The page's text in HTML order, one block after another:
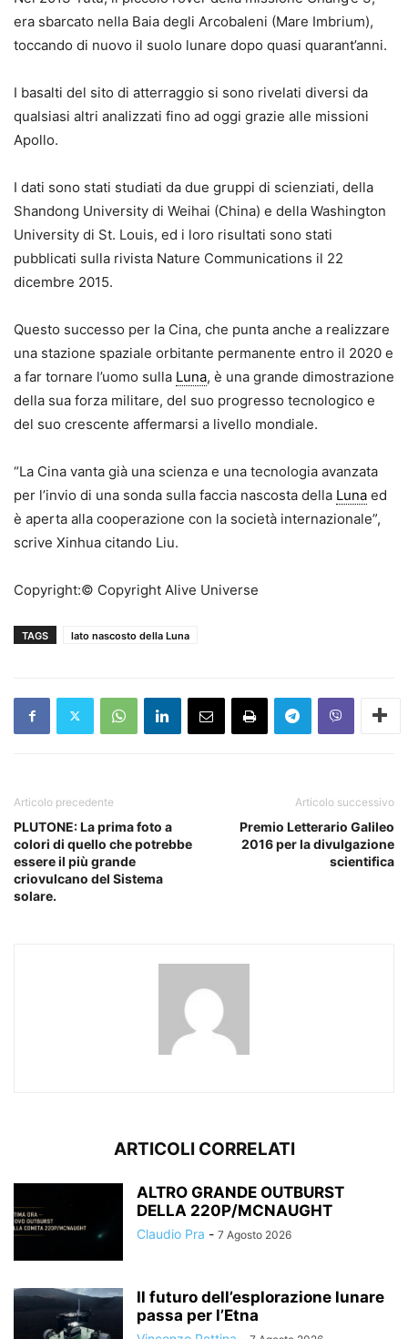
era sbarcato nella Baia degli Arcobaleni (Mare Imbrium),
toccando di nuovo il suolo lunare dopo quasi quarant’anni.
I basalti del sito di atterraggio si sono rivelati diversi da
qualsiasi altri analizzati fino ad oggi grazie alle missioni
Apollo.
I dati sono stati studiati da due gruppi di scienziati, della
Shandong University di Weihai (China) e della Washington
University di St. Louis, ed i loro risultati sono stati
pubblicati sulla rivista Nature Communications il 22
dicembre 2015.
Questo successo per la Cina, che punta anche a realizzare
una stazione spaziale orbitante permanente entro il 2020 e
a far tornare l’uomo sulla Luna, è una grande dimostrazione
della sua forza militare, del suo progresso tecnologico e
del suo crescente affermarsi a livello mondiale.
“La Cina vanta già una scienza e una tecnologia avanzata
per l’invio di una sonda sulla faccia nascosta della Luna ed
è aperta alla cooperazione con la società internazionale”,
scrive Xinhua citando Liu.
Copyright:© Copyright Alive Universe
TAGS lato nascosto della Luna
Articolo precedente
PLUTONE: La prima foto a
colori di quello che potrebbe
essere il più grande
criovulcano del Sistema
solare.
Articolo successivo
Premio Letterario Galileo
2016 per la divulgazione
scientifica
ARTICOLI CORRELATI
ALTRO GRANDE OUTBURST
DELLA 220P/MCNAUGHT
Claudio Pra - 7 Agosto 2026
Il futuro dell’esplorazione lunare
passa per l’Etna